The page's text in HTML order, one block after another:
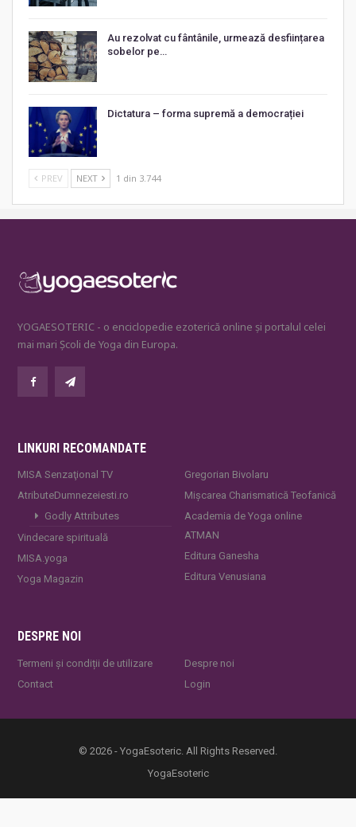
Au rezolvat cu fântânile, urmează desființarea
sobelor pe…
Dictatura – forma supremă a democrației
PREV NEXT 1 din 3.744
YOGAESOTERIC - o enciclopedie ezoterică online și portalul celei
mai mari Școli de Yoga din Europa.
LINKURI RECOMANDATE
MISA Senzaţional TV
AtributeDumnezeiesti.ro
Godly Attributes
Vindecare spirituală
MISA.yoga
Yoga Magazin
Gregorian Bivolaru
Mișcarea Charismatică Teofanică
Academia de Yoga online
ATMAN
Editura Ganesha
Editura Venusiana
DESPRE NOI
Termeni și condiții de utilizare
Contact
Despre noi
Login
© 2026 - YogaEsoteric. All Rights Reserved.
YogaEsoteric